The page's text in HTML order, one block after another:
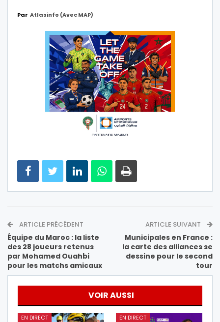
Par Atlasinfo (avec MAP)
ARTICLE PRÉCÉDENT
Équipe du Maroc : la liste
des 28 joueurs retenus
par Mohamed Ouahbi
pour les matchs amicaux
ARTICLE SUIVANT
Municipales en France :
la carte des alliances se
dessine pour le second
tour
VOIR AUSSI
EN DIRECT EN DIRECT